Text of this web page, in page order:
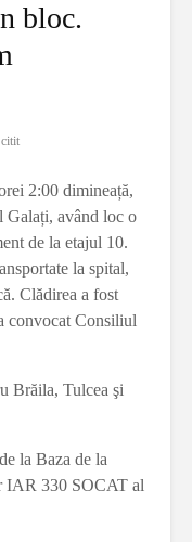
bloc.
2:00 dimineață,
Galați, având loc o
de la etajul 10.
la spital,
Clădirea a fost
convocat Consiliul
Brăila, Tulcea şi
la Baza de la
IAR 330 SOCAT al